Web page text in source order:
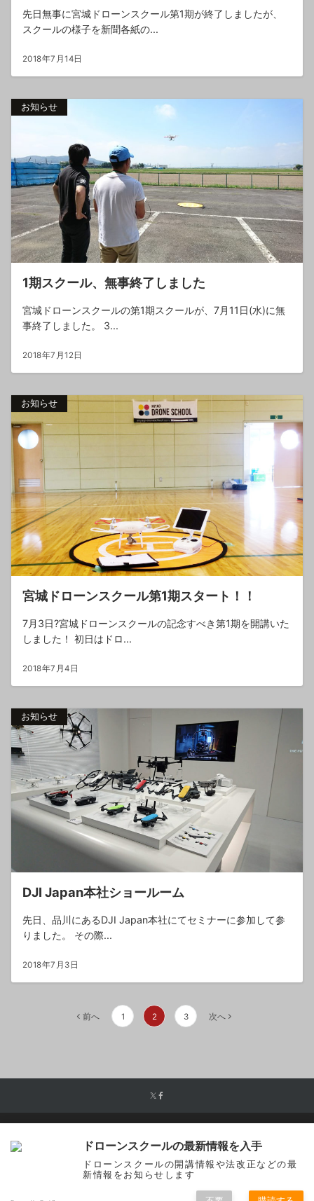
先日無事に宮城ドローンスクール第1期が終了しましたが、
スクールの様子を新聞各紙の...
2018年7月14日
お知らせ
1期スクール、無事終了しました
宮城ドローンスクールの第1期スクールが、7月11日(水)に無
事終了しました。 3...
2018年7月12日
お知らせ
宮城ドローンスクール第1期スタート！！
7月3日?宮城ドローンスクールの記念すべき第1期を開講いた
しました！ 初日はドロ...
2018年7月4日
お知らせ
DJI Japan本社ショールーム
先日、品川にあるDJI Japan本社にてセミナーに参加して参
りました。 その際...
2018年7月3日
ー
前へ 1 2 3 次へ
宮城ドローンスクールについて 国家資格講習
説明会のお
お問合わせ
© 宮城ドローンスクール
ドローンスクールの最新情報を入手
ドローンスクールの開講情報や法改正などの最
新情報をお知らせします